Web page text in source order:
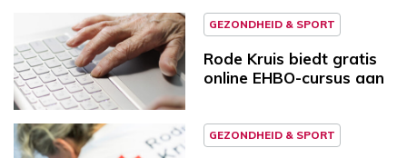
GEZONDHEID & SPORT
Rode Kruis biedt gratis
online EHBO-cursus aan
GEZONDHEID & SPORT